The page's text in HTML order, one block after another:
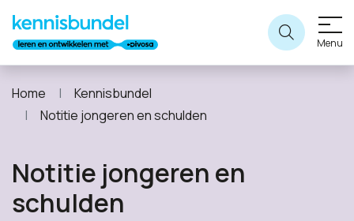
Menu
Home
Kennisbundel
Notitie jongeren en schulden
Notitie jongeren en
schulden